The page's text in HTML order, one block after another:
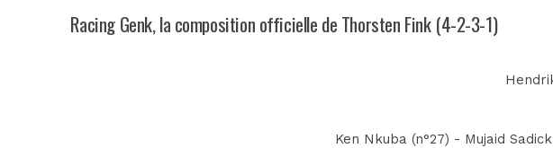
Racing Genk, la composition officielle de Thorsten Fink (4-2-3-1)
Ken Nkuba (n°27) - Mujaid